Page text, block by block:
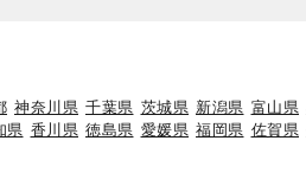
神奈川県 千葉県 茨城県 新潟県 富山県
県 香川県 徳島県 愛媛県 福岡県 佐賀県